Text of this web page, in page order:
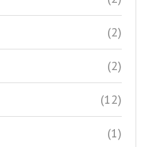
(2)
(2)
(12)
(1)